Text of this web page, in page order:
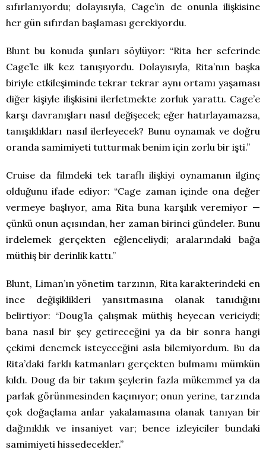
sıfırlanıyordu; dolayısıyla, Cage’in de onunla ilişkisine
her gün sıfırdan başlaması gerekiyordu.
Blunt bu konuda şunları söylüyor: “Rita her seferinde
Cage’le ilk kez tanışıyordu. Dolayısıyla, Rita’nın başka
biriyle etkileşiminde tekrar tekrar aynı ortamı yaşaması
diğer kişiyle ilişkisini ilerletmekte zorluk yarattı. Cage’e
karşı davranışları nasıl değişecek; eğer hatırlayamazsa,
tanışıklıkları nasıl ilerleyecek? Bunu oynamak ve doğru
oranda samimiyeti tutturmak benim için zorlu bir işti.”
Cruise da filmdeki tek taraflı ilişkiyi oynamanın ilginç
olduğunu ifade ediyor: “Cage zaman içinde ona değer
vermeye başlıyor, ama Rita buna karşılık veremiyor —
çünkü onun açısından, her zaman birinci gündeler. Bunu
irdelemek gerçekten eğlenceliydi; aralarındaki bağa
müthiş bir derinlik kattı.”
Blunt, Liman’ın yönetim tarzının, Rita karakterindeki en
ince değişiklikleri yansıtmasına olanak tanıdığını
belirtiyor: “Doug’la çalışmak müthiş heyecan vericiydi;
bana nasıl bir şey getireceğini ya da bir sonra hangi
çekimi denemek isteyeceğini asla bilemiyordum. Bu da
Rita’daki farklı katmanları gerçekten bulmamı mümkün
kıldı. Doug da bir takım şeylerin fazla mükemmel ya da
parlak görünmesinden kaçınıyor; onun yerine, tarzında
çok doğaçlama anlar yakalamasına olanak tanıyan bir
dağınıklık ve insaniyet var; bence izleyiciler bundaki
samimiyeti hissedecekler.”